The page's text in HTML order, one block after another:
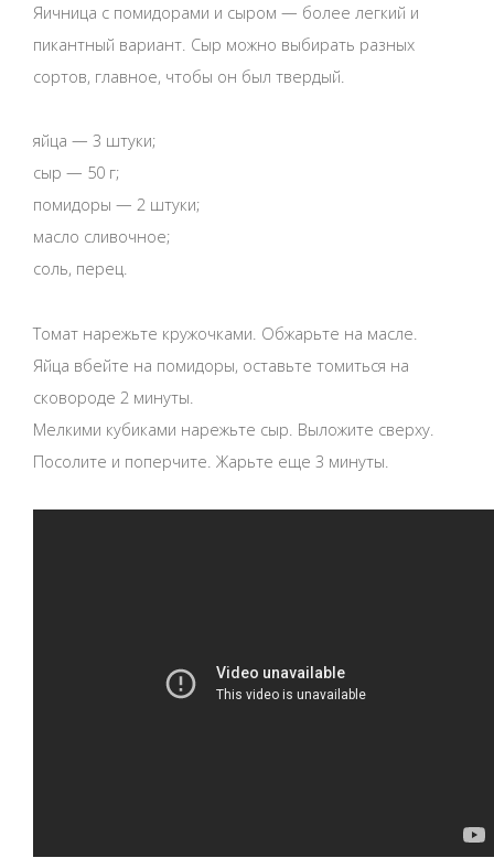
Яичница с помидорами и сыром — более легкий и
пикантный вариант. Сыр можно выбирать разных
сортов, главное, чтобы он был твердый.
яйца — 3 штуки;
сыр — 50 г;
помидоры — 2 штуки;
масло сливочное;
соль, перец.
Томат нарежьте кружочками. Обжарьте на масле.
Яйца вбейте на помидоры, оставьте томиться на
сковороде 2 минуты.
Мелкими кубиками нарежьте сыр. Выложите сверху.
Посолите и поперчите. Жарьте еще 3 минуты.